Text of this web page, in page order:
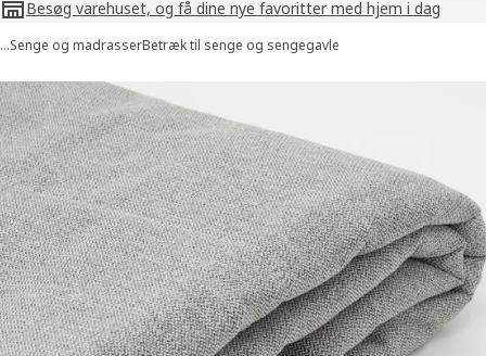
Besøg varehuset, og få dine nye favoritter med hjem i dag
…Senge og madrasserBetræk til senge og sengegavle
af RENFJÄLLET
over